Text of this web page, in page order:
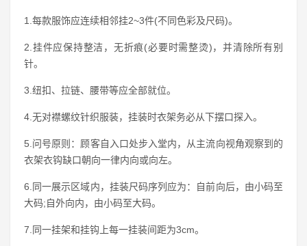
1.每款服饰应连续相邻挂2~3件(不同色彩及尺码)。
2.挂件应保持整洁，无折痕(必要时需整烫)，并清除所有别
针。
3.纽扣、拉链、腰带等应全部就位。
4.无对襟螺纹针织服装，挂装时衣架务必从下摆口探入。
5.问号原则：顾客自入口处步入堂内，从主流向视角观察到的
衣架衣钩缺口朝向一律内向或向左。
6.同一展示区域内，挂装尺码序列应为：自前向后，由小码至
大码;自外向内，由小码至大码。
7.同一挂架和挂钩上每一挂装间距为3cm。